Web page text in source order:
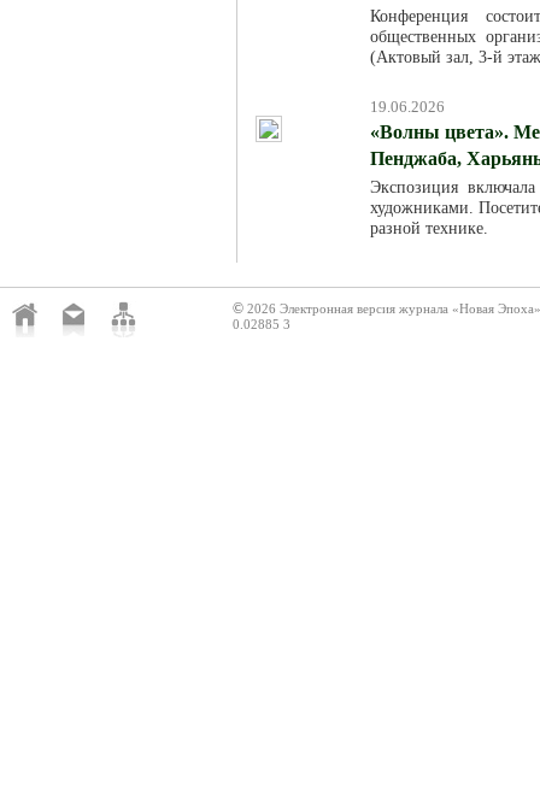
Конференция
общественных
(Актовый зал, 3-й
19.06.2026
«Волны цвета».
Пенджаба,
Экспозиция
художниками.
разной технике.
© 2026 Электронная версия журнала «Новая Эпоха»
0.02885 3